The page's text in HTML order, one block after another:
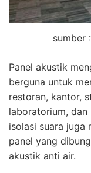
sumber
Panel akustik
berguna untuk
restoran, kantor,
laboratorium, dan
isolasi suara juga
panel yang
akustik anti air.